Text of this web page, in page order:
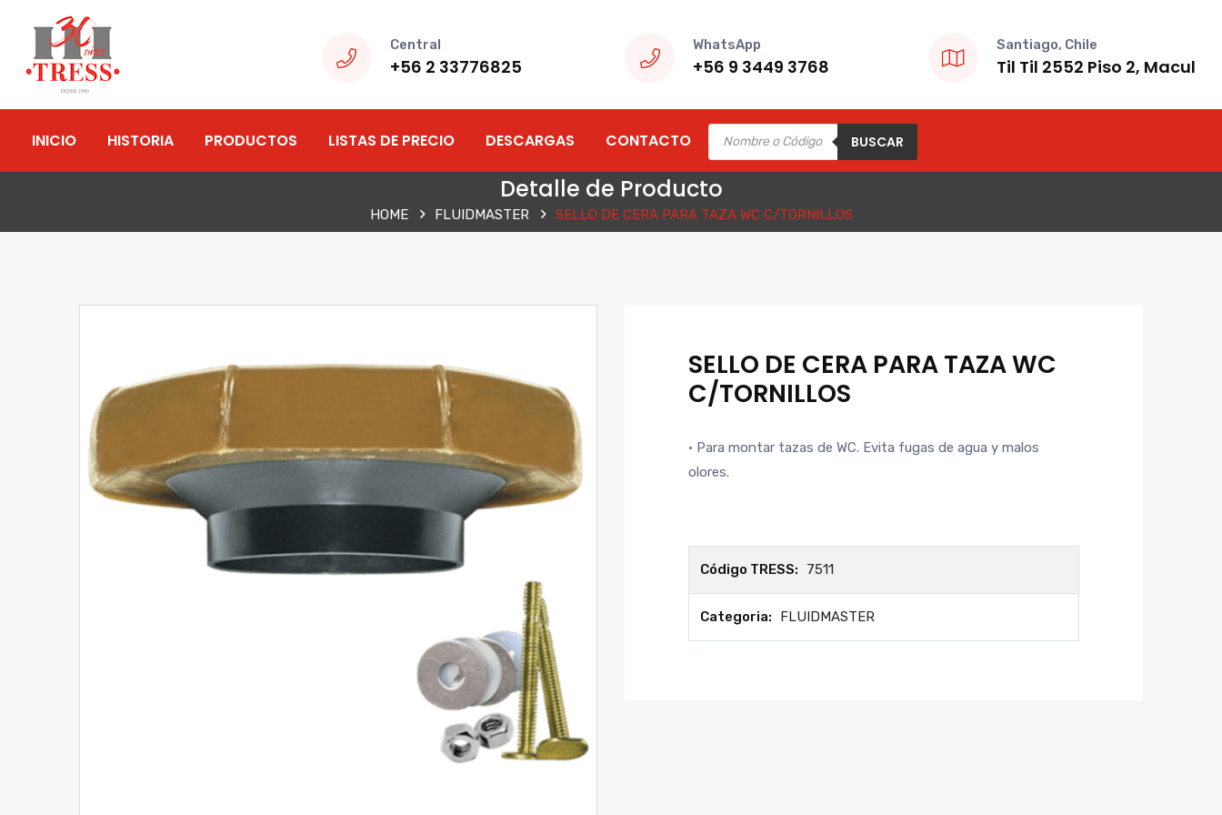
Central
+56 2 33776825
WhatsApp
+56 9 3449 3768
Santiago, Chile
Til Til 2552 Piso 2, Macul
INICIO HISTORIA PRODUCTOS LISTAS DE PRECIO DESCARGAS CONTACTO
Products
search
BUSCAR
Detalle de Producto
HOME FLUIDMASTER SELLO DE CERA PARA TAZA WC C/TORNILLOS
SELLO DE CERA PARA TAZA WC
C/TORNILLOS
• Para montar tazas de WC. Evita fugas de agua y malos
olores.
Código TRESS: 7511
Categoria: FLUIDMASTER